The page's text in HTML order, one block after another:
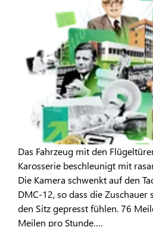
Das Fahrzeug mit den
Karosserie beschleunigt mit
Die Kamera schwenkt auf den
DMC-12, so dass die Zuschauer
den Sitz gepresst fühlen. 76
Meilen pro Stunde….